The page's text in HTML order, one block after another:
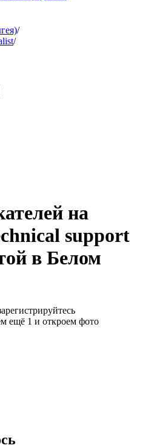
/
/
на
support
в Белом
ещё 1 и откроем фото